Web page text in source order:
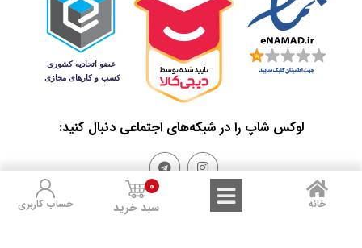
لوکس شاپ را در شبکه‌های اجتماعی دنبال کنید:
خانه سبد خرید
0
حساب کاربری